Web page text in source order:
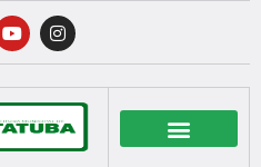
Y
o
u
u
b
e
I
n
s
a
g
r
a